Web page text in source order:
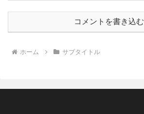
コメントを書き込む
ホーム サブタイトル